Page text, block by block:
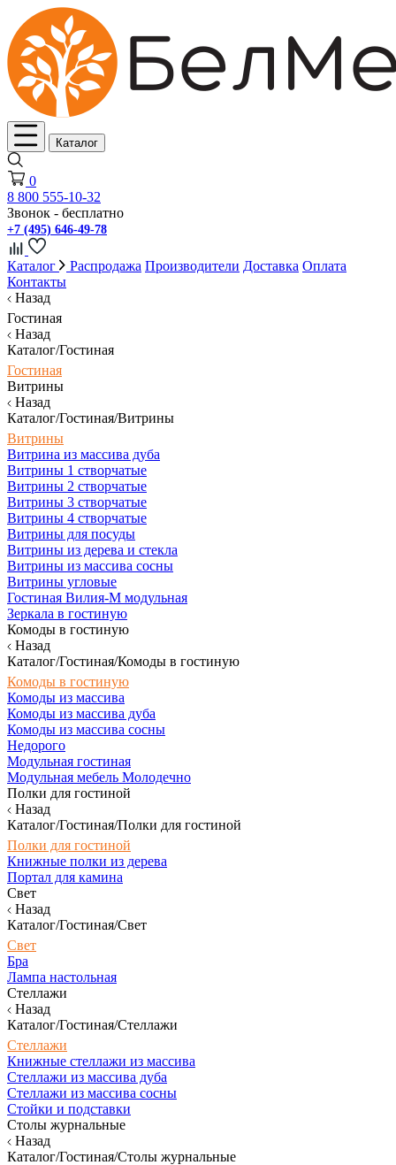
Каталог
0
8 800 555-10-32
Звонок - бесплатно
+7 (495) 646-49-78
Каталог Распродажа Производители Доставка Оплата
Контакты
Назад
Гостиная
Назад
Каталог/Гостиная
Гостиная
Витрины
Назад
Каталог/Гостиная/Витрины
Витрины
Витрина из массива дуба
Витрины 1 створчатые
Витрины 2 створчатые
Витрины 3 створчатые
Витрины 4 створчатые
Витрины для посуды
Витрины из дерева и стекла
Витрины из массива сосны
Витрины угловые
Гостиная Вилия-М модульная
Зеркала в гостиную
Комоды в гостиную
Назад
Каталог/Гостиная/Комоды в гостиную
Комоды в гостиную
Комоды из массива
Комоды из массива дуба
Комоды из массива сосны
Недорого
Модульная гостиная
Модульная мебель Молодечно
Полки для гостиной
Назад
Каталог/Гостиная/Полки для гостиной
Полки для гостиной
Книжные полки из дерева
Портал для камина
Свет
Назад
Каталог/Гостиная/Свет
Свет
Бра
Лампа настольная
Стеллажи
Назад
Каталог/Гостиная/Стеллажи
Стеллажи
Книжные стеллажи из массива
Стеллажи из массива дуба
Стеллажи из массива сосны
Стойки и подставки
Столы журнальные
Назад
Каталог/Гостиная/Столы журнальные